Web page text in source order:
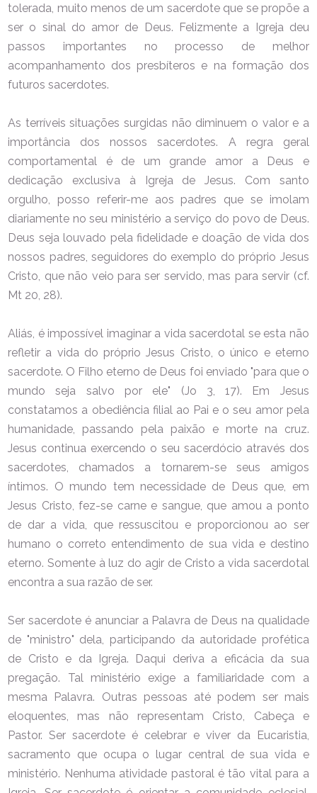
tolerada, muito menos de um sacerdote que se propõe a
ser o sinal do amor de Deus. Felizmente a Igreja deu
passos importantes no processo de melhor
acompanhamento dos presbíteros e na formação dos
futuros sacerdotes.
As terríveis situações surgidas não diminuem o valor e a
importância dos nossos sacerdotes. A regra geral
comportamental é de um grande amor a Deus e
dedicação exclusiva à Igreja de Jesus. Com santo
orgulho, posso referir-me aos padres que se imolam
diariamente no seu ministério a serviço do povo de Deus.
Deus seja louvado pela fidelidade e doação de vida dos
nossos padres, seguidores do exemplo do próprio Jesus
Cristo, que não veio para ser servido, mas para servir (cf.
Mt 20, 28).
Aliás, é impossível imaginar a vida sacerdotal se esta não
refletir a vida do próprio Jesus Cristo, o único e eterno
sacerdote. O Filho eterno de Deus foi enviado "para que o
mundo seja salvo por ele" (Jo 3, 17). Em Jesus
constatamos a obediência filial ao Pai e o seu amor pela
humanidade, passando pela paixão e morte na cruz.
Jesus continua exercendo o seu sacerdócio através dos
sacerdotes, chamados a tornarem-se seus amigos
íntimos. O mundo tem necessidade de Deus que, em
Jesus Cristo, fez-se carne e sangue, que amou a ponto
de dar a vida, que ressuscitou e proporcionou ao ser
humano o correto entendimento de sua vida e destino
eterno. Somente à luz do agir de Cristo a vida sacerdotal
encontra a sua razão de ser.
Ser sacerdote é anunciar a Palavra de Deus na qualidade
de "ministro" dela, participando da autoridade profética
de Cristo e da Igreja. Daqui deriva a eficácia da sua
pregação. Tal ministério exige a familiaridade com a
mesma Palavra. Outras pessoas até podem ser mais
eloquentes, mas não representam Cristo, Cabeça e
Pastor. Ser sacerdote é celebrar e viver da Eucaristia,
sacramento que ocupa o lugar central de sua vida e
ministério. Nenhuma atividade pastoral é tão vital para a